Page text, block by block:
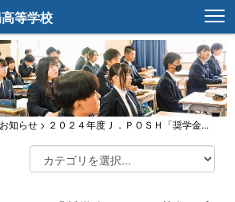
知らせ > ２０２４年度Ｊ．ＰＯＳＨ「奨学金...
等学校